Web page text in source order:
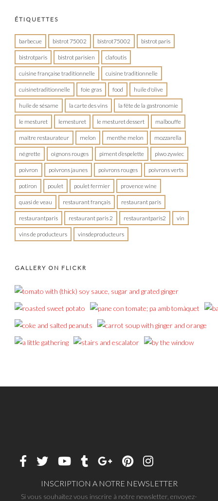
ÉTIQUETTES
barbecue bistrot 75002 bistrot75002 bistrot paris
bistrotparis bistrot parisien clafoutis
cuisine française traditionnelle cuisine traditionnelle
cuisinetraditionnelle foie gras food huile d'olive
huile de sésame la carte des vins la fête de la gastronomie
le mesturet lemesturet le mesturet dessert malbouffe
maître restaurateur melon menthe melon mozzarella
négrette oignons rouges piment d’espelette piwo zywiec
poivron poivrons jaunes poivrons rouges poivrons verts
potiron poulet poulet fermier provence wine
quasi de veau restaurant français restaurant paris
restaurantparis restaurant paris 2 restaurantparis2 vin
vins de producteurs vinsdeproducteurs
GALLERY ON FLICKR
INSCRIPTION A NOTRE NEWSLETTER
Si vous souhaitez vous inscrire à notre newsletter, envoyez-